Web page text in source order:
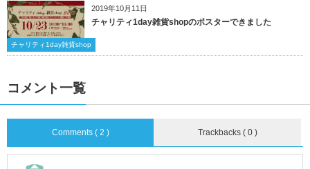
2019年10月11日
チャリティ1day雑貨shop
チャリティ1day雑貨shopのポスターできました
コメント一覧
Comments ( 2 ) Trackbacks ( 0 )